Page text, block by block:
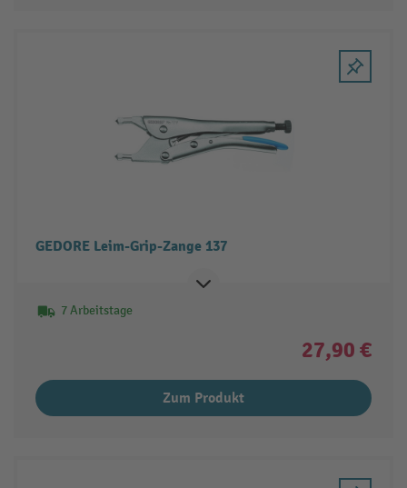
GEDORE Leim-Grip-Zange 137
7 Arbeitstage
27,90 €
Zum Produkt